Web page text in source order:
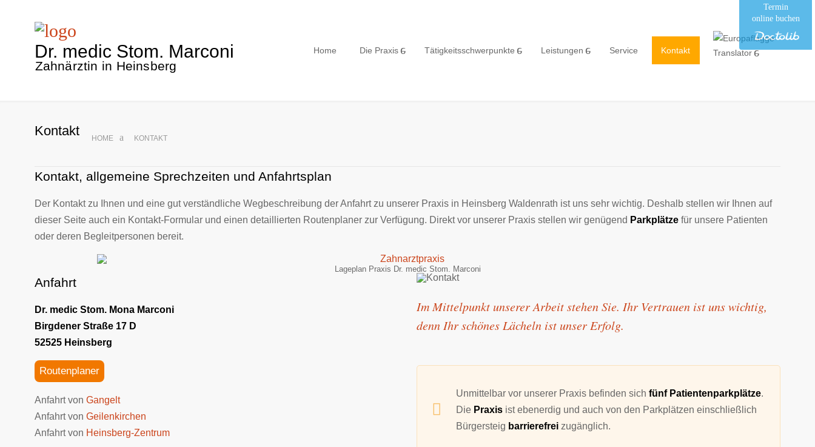
Dr. medic Stom. Marconi
Zahnärztin in Heinsberg
Termin
online buchen
Home Die Praxis Tätigkeitsschwerpunkte Leistungen Service Kontakt Translator
Kontakt HOME KONTAKT
Kontakt, allgemeine Sprechzeiten und Anfahrtsplan
Der Kontakt zu Ihnen und eine gut verständliche Wegbeschreibung der Anfahrt zu unserer Praxis in Heinsberg Waldenrath ist uns sehr wichtig. Deshalb stellen wir Ihnen auf
dieser Seite auch ein Kontakt-Formular und einen detaillierten Routenplaner zur Verfügung. Direkt vor unserer Praxis stellen wir genügend Parkplätze für unsere Patienten
oder deren Begleitpersonen bereit.
Lageplan Praxis Dr. medic Stom. Marconi
Anfahrt
Dr. medic Stom. Mona Marconi
Birgdener Straße 17 D
52525 Heinsberg
Routenplaner
Anfahrt von Gangelt
Anfahrt von Geilenkirchen
Anfahrt von Heinsberg-Zentrum
Im Mit­­tel­­punkt un­­se­­rer Ar­beit ste­­hen Sie. Ihr Ver­­trau­­en ist uns wich­­tig,
denn Ihr schö­­nes Lä­­cheln ist un­­ser Er­­folg.
Unmittelbar vor unserer Praxis befinden sich fünf Patientenparkplätze.
Die Praxis ist ebenerdig und auch von den Parkplätzen einschließlich
Bürgersteig barrierefrei zugänglich.